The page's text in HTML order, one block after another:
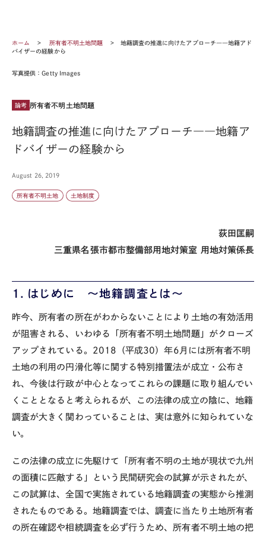
ホーム 所有者不明土地問題
地籍調査の推進に向けたアプローチ――地籍アド
バイザーの経験から
写真提供：Getty Images
論考 所有者不明土地問題
地籍調査の推進に向けたアプローチ――地籍ア
ドバイザーの経験から
August 26, 2019
所有者不明土地 土地制度
荻田匡嗣
三重県名張市都市整備部用地対策室 用地対策係長
１．はじめに ～地籍調査とは～
昨今、所有者の所在がわからないことにより土地の有効活用
が阻害される、いわゆる「所有者不明土地問題」がクローズ
アップされている。 2018 （平成30）年6 月には所有者不明
土地の利用の円滑化等に関する特別措置法が成立・公布さ
れ、今後は行政が中心となってこれらの課題に取り組んでい
くこととなると考えられるが、この法律の成立の陰に、地籍
調査が大きく関わっていることは、実は意外に知られていな
い。
この法律の成立に先駆けて「所有者不明の土地が現状で九州
の面積に匹敵する」という民間研究会の試算が示されたが、
この試算は、全国で実施されている地籍調査の実態から推測
されたものである。地籍調査では、調査に当たり土地所有者
の所在確認や相続調査を必ず行うため、所有者不明土地の把